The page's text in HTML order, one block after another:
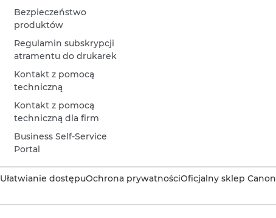
Bezpieczeństwo
produktów
Regulamin subskrypcji
atramentu do drukarek
Kontakt z pomocą
techniczną
Kontakt z pomocą
techniczną dla firm
Business Self-Service
Portal
Ułatwianie dostępuOchrona prywatnościOficjalny sklep Canon